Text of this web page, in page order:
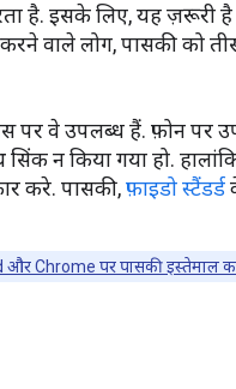
है. इसके लिए, यह ज़रूरी है
वाले लोग, पासकी को
पर वे उपलब्ध हैं. फ़ोन पर
न किया गया हो.
करे. पासकी,फ़ाइडो स्टैंडर्ड
Chrome पर पासकी इस्तेमाल